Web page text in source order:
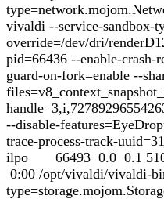
vivaldi --service-sandbox-
override=/dev/dri/
pid=66436 --enable-crash-
guard-on-fork=enable --
--disable-
trace-process-track-
ilpo 66493 0.0 0.1
0:00 /opt/vivaldi/vivaldi-